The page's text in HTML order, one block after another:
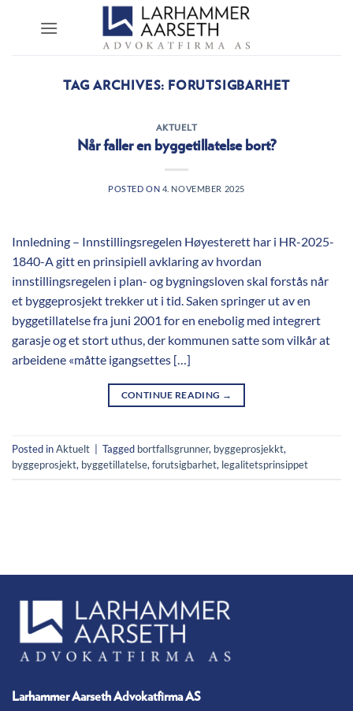
TAG ARCHIVES: FORUTSIGBARHET
AKTUELT
Når faller en byggetillatelse bort?
POSTED ON 4. NOVEMBER 2025
Innledning – Innstillingsregelen Høyesterett har i HR-2025-
1840-A gitt en prinsipiell avklaring av hvordan
innstillingsregelen i plan- og bygningsloven skal forstås når
et byggeprosjekt trekker ut i tid. Saken springer ut av en
byggetillatelse fra juni 2001 for en enebolig med integrert
garasje og et stort uthus, der kommunen satte som vilkår at
arbeidene «måtte igangsettes […]
CONTINUE READING →
Posted inAktuelt Tagged bortfallsgrunner, byggeprosjekkt,
byggeprosjekt, byggetillatelse, forutsigbarhet, legalitetsprinsippet
Larhammer Aarseth Advokatfirma AS